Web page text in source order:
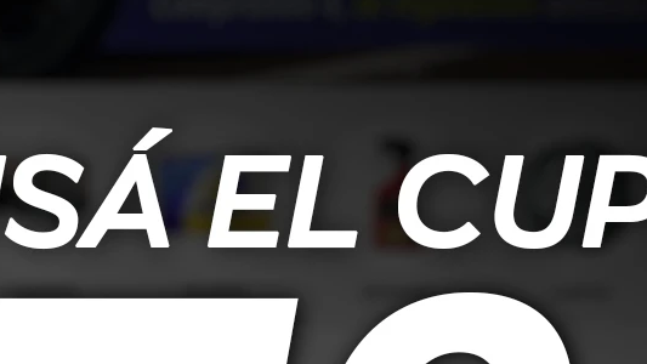
mandos a distancia, 1 sensor de ultrasonido (volumétrico), 1 led indicador, 1 arnés de
protección antirrobo para cualquier vehículo. Diseñada con múltiples